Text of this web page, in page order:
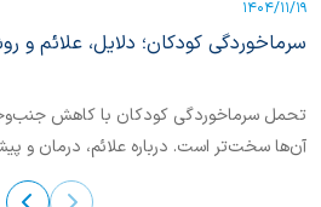
1404/11/19
سرماخوردگی کودکان؛ دلایل، علائم و
تحمل سرماخوردگی کودکان با کاهش
آن‌ها سخت‌تر است. درباره علائم، درمان و
سرماخوردگی کودکان بیشتر بخوانیم.